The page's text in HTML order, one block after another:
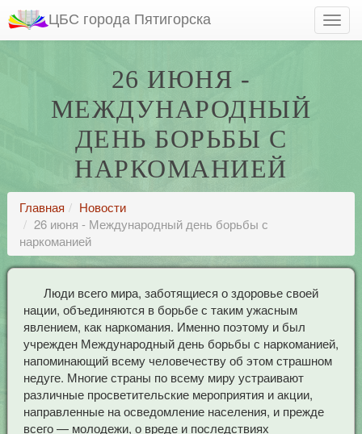
ЦБС города Пятигорска
26 ИЮНЯ -
МЕЖДУНАРОДНЫЙ
ДЕНЬ БОРЬБЫ С
НАРКОМАНИЕЙ
Главная
Новости
26 июня - Международный день борьбы с
наркоманией
Люди всего мира, заботящиеся о здоровье своей
нации, объединяются в борьбе с таким ужасным
явлением, как наркомания. Именно поэтому и был
учрежден Международный день борьбы с наркоманией,
напоминающий всему человечеству об этом страшном
недуге. Многие страны по всему миру устраивают
различные просветительские мероприятия и акции,
направленные на осведомление населения, и прежде
всего — молодежи, о вреде и последствиях